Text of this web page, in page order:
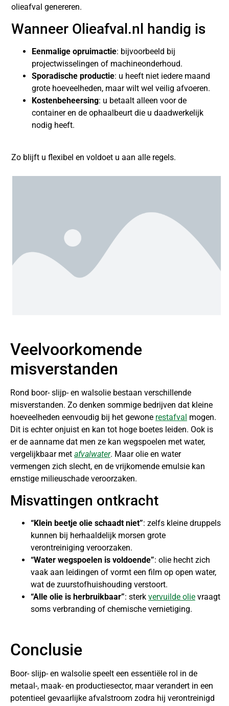
olieafval genereren.
Wanneer Olieafval.nl handig is
Eenmalige opruimactie: bijvoorbeeld bij
projectwisselingen of machineonderhoud.
Sporadische productie: u heeft niet iedere maand
grote hoeveelheden, maar wilt wel veilig afvoeren.
Kostenbeheersing: u betaalt alleen voor de
container en de ophaalbeurt die u daadwerkelijk
nodig heeft.
Zo blijft u flexibel en voldoet u aan alle regels.
Veelvoorkomende
misverstanden
Rond boor- slijp- en walsolie bestaan verschillende
misverstanden. Zo denken sommige bedrijven dat kleine
hoeveelheden eenvoudig bij het gewone restafval mogen.
Dit is echter onjuist en kan tot hoge boetes leiden. Ook is
er de aanname dat men ze kan wegspoelen met water,
vergelijkbaar met afvalwater. Maar olie en water
vermengen zich slecht, en de vrijkomende emulsie kan
ernstige milieuschade veroorzaken.
Misvattingen ontkracht
“Klein beetje olie schaadt niet”: zelfs kleine druppels
kunnen bij herhaaldelijk morsen grote
verontreiniging veroorzaken.
“Water wegspoelen is voldoende”: olie hecht zich
vaak aan leidingen of vormt een film op open water,
wat de zuurstofhuishouding verstoort.
“Alle olie is herbruikbaar”: sterk vervuilde olie vraagt
soms verbranding of chemische vernietiging.
Conclusie
Boor- slijp- en walsolie speelt een essentiële rol in de
metaal-, maak- en productiesector, maar verandert in een
potentieel gevaarlijke afvalstroom zodra hij verontreinigd